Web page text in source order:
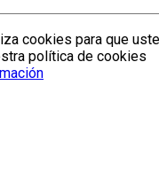
cookies para que
política de cookies